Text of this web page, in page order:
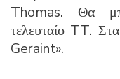
Thomas. Θα
τελευταίο TT.
Geraint».